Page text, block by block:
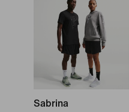
Sabrina